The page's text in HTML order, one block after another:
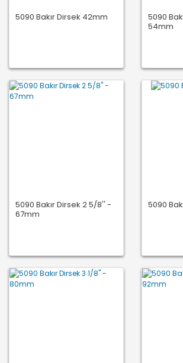
5090 Bakır Dirsek 42mm
5090
54mm
5090 Bakır Dirsek 2 5/8'' -
67mm
5090